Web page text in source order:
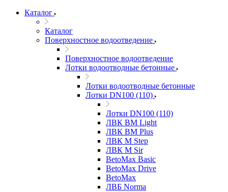
Каталог
Каталог
Поверхностное водоотведение
Поверхностное водоотведение
Лотки водоотводные бетонные
Лотки водоотводные бетонные
Лотки DN100 (110)
Лотки DN100 (110)
ЛВК ВМ Light
ЛВК ВМ Plus
ЛВК М Step
ЛВК М Sir
BetoMax Basic
BetoMax Drive
BetoMax
ЛВБ Norma